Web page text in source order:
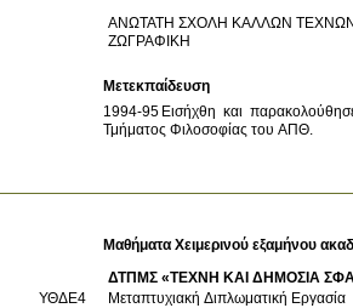
ΑΝΩΤΑΤΗ ΣΧΟΛΗ ΚΑΛΛΩΝ
ΖΩΓΡΑΦΙΚΗ
Μετεκπαίδευση
1994-95	Εισήχθη και
Τμήματος Φιλοσοφίας του ΑΠΘ.
Μαθήματα Χειμερινού εξαμήνου
ΔΤΠΜΣ «ΤΕΧΝΗ ΚΑΙ ΔΗΜΟΣΙΑ
ΥΘΔΕ4
Μεταπτυχιακή Διπλωματική Εργασία